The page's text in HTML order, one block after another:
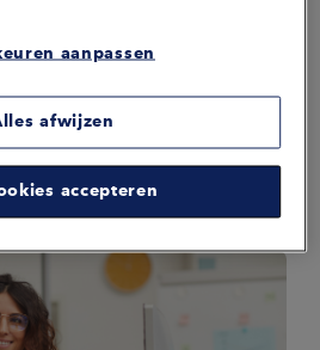
Spronck
Wierts
aanpassen
afwijzen
accepteren